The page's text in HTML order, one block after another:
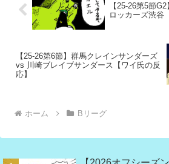
【25-26第5節
ロッカーズ渋谷
【25-26第6節】群馬クレインサンダーズ
vs 川崎ブレイブサンダース【ワイ氏の反
応】
ホーム Bリーグ